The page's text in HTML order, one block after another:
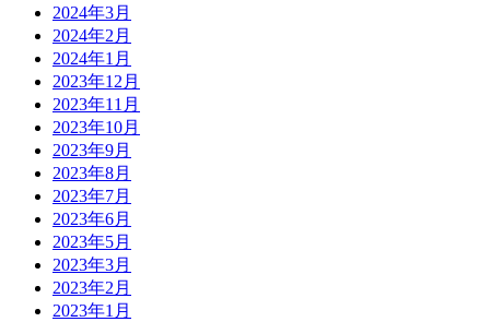
2024年3月
2024年2月
2024年1月
2023年12月
2023年11月
2023年10月
2023年9月
2023年8月
2023年7月
2023年6月
2023年5月
2023年3月
2023年2月
2023年1月